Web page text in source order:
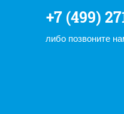
+7 (499)
либо позвоните